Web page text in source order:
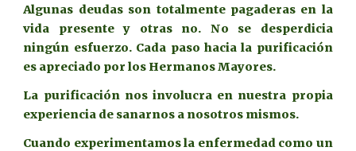
Algunas deudas son totalmente pagaderas en la
vida presente y otras no. No se desperdicia
ningún esfuerzo. Cada paso hacia la purificación
es apreciado por los Hermanos Mayores.
La purificación nos involucra en nuestra propia
experiencia de sanarnos a nosotros mismos.
Cuando experimentamos la enfermedad como un